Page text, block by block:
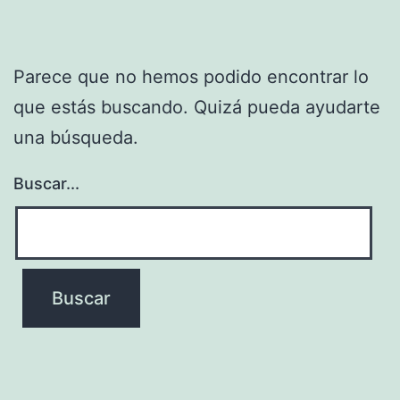
Parece que no hemos podido encontrar lo
que estás buscando. Quizá pueda ayudarte
una búsqueda.
Buscar...